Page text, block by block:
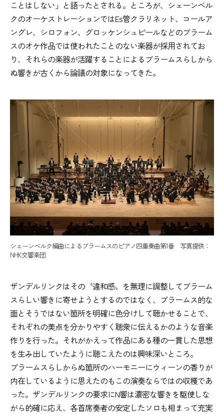
ことはしない」と語ったとされる。ところが、シェーンベル
クのオーケストレーションではEs管クラリネット、コールア
ングレ、シロフォン、グロッケンシュピールなどのブラーム
スのオケ作品では使われたことのない楽器が採用されてお
り、それらの楽器が活躍することによるブラームスらしから
ぬ響きが古くから論議の対象になってきた。
シェーンベルク編曲によるブラームスのピアノ四重奏曲第1番 写真提供：
NHK交響楽団
ザンデルリンクはその〝違和感〟を無理に調整してブラーム
スらしい響きに寄せようとするのではなく、ブラームス的な
面とそうではない箇所を明確に色分けして聴かせることで、
それぞれの美点を分かりやすく聴衆に伝えるかのような音楽
作りを行った。それがかえって作品にある種の一貫した思想
を生み出していたように聴こえたのは興味深いところ。
ブラームスらしからぬ箇所のハーモニーにウィーンの香りが
内在しているように思えたのもこの演奏ならではの収穫であ
った。ザンデルリンクの要求にN響は濃密な響きを駆使しな
がら的確に応え、各首席奏者の安定したソロも相まって充実